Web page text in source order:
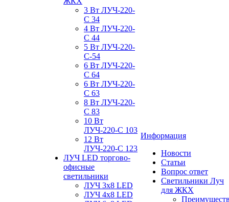
3 Вт ЛУЧ-220-
С 34
4 Вт ЛУЧ-220-
С 44
5 Вт ЛУЧ-220-
С-54
6 Вт ЛУЧ-220-
С 64
6 Вт ЛУЧ-220-
С 63
8 Вт ЛУЧ-220-
С 83
10 Вт
ЛУЧ-220-С 103
12 Вт
ЛУЧ-220-С 123
ЛУЧ LED торгово-
офисные
светильники
ЛУЧ 3х8 LED
ЛУЧ 4х8 LED
Информация
Новости
Статьи
Вопрос ответ
Светильники Луч
для ЖКХ